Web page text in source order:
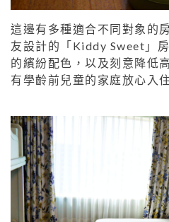
這邊有多種適合不同對象的
友設計的「Kiddy Sweet」
的繽紛配色，以及刻意降低
有學齡前兒童的家庭放心入